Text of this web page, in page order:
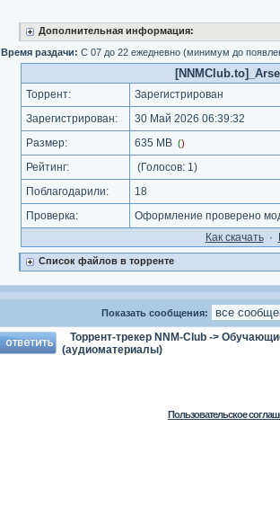
Дополнительная информация:
Время раздачи: С 07 до 22 ежедневно (минимум до
Торрент:
Зарегистрирован
Зарегистрирован:
30 Май 2026 06:39:32
Размер:
635 MB ()
Рейтинг: (Голосов: 1)
Поблагодарили:
18
Проверка:
Оформление проверено
Как cкачать·
Список файлов в торренте
Показать сообщения:
Торрент-трекер NNM-Club ->
(аудиоматериалы)
Пользовательское